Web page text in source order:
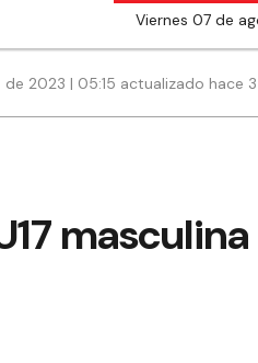
viernes 07 de
2023 | 05:15 actualizado hace